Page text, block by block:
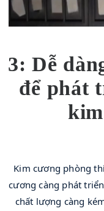
3: Dễ
để phát
Kim cương phòng
cương càng phát
chất lượng càng